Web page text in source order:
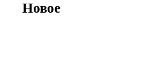
Новое